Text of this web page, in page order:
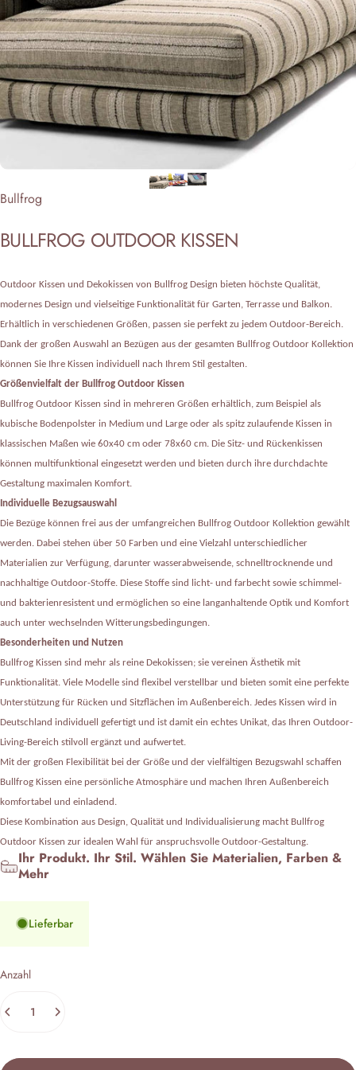
Anbieter:
Bullfrog
BULLFROG OUTDOOR KISSEN
Outdoor Kissen und Dekokissen von Bullfrog Design bieten höchste Qualität,
modernes Design und vielseitige Funktionalität für Garten, Terrasse und Balkon.
Erhältlich in verschiedenen Größen, passen sie perfekt zu jedem Outdoor-Bereich.
Dank der großen Auswahl an Bezügen aus der gesamten Bullfrog Outdoor Kollektion
können Sie Ihre Kissen individuell nach Ihrem Stil gestalten.
Größenvielfalt der Bullfrog Outdoor Kissen
Bullfrog Outdoor Kissen sind in mehreren Größen erhältlich, zum Beispiel als
kubische Bodenpolster in Medium und Large oder als spitz zulaufende Kissen in
klassischen Maßen wie 60x40 cm oder 78x60 cm. Die Sitz- und Rückenkissen
können multifunktional eingesetzt werden und bieten durch ihre durchdachte
Gestaltung maximalen Komfort.
Individuelle Bezugsauswahl
Die Bezüge können frei aus der umfangreichen Bullfrog Outdoor Kollektion gewählt
werden. Dabei stehen über 50 Farben und eine Vielzahl unterschiedlicher
Materialien zur Verfügung, darunter wasserabweisende, schnelltrocknende und
nachhaltige Outdoor-Stoffe. Diese Stoffe sind licht- und farbecht sowie schimmel-
und bakterienresistent und ermöglichen so eine langanhaltende Optik und Komfort
auch unter wechselnden Witterungsbedingungen.
Besonderheiten und Nutzen
Bullfrog Kissen sind mehr als reine Dekokissen; sie vereinen Ästhetik mit
Funktionalität. Viele Modelle sind flexibel verstellbar und bieten somit eine perfekte
Unterstützung für Rücken und Sitzflächen im Außenbereich. Jedes Kissen wird in
Deutschland individuell gefertigt und ist damit ein echtes Unikat, das Ihren Outdoor-
Living-Bereich stilvoll ergänzt und aufwertet.
Mit der großen Flexibilität bei der Größe und der vielfältigen Bezugswahl schaffen
Bullfrog Kissen eine persönliche Atmosphäre und machen Ihren Außenbereich
komfortabel und einladend.
Diese Kombination aus Design, Qualität und Individualisierung macht Bullfrog
Outdoor Kissen zur idealen Wahl für anspruchsvolle Outdoor-Gestaltung.
Ihr Produkt. Ihr Stil. Wählen Sie Materialien, Farben &
Mehr
Lieferbar
Anzahl